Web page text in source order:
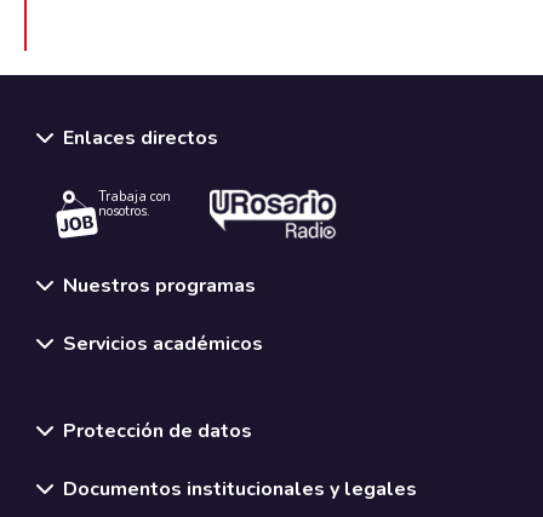
Enlaces directos
Trabaja con
nosotros.
Nuestros programas
Servicios académicos
Protección de datos
Documentos institucionales y legales